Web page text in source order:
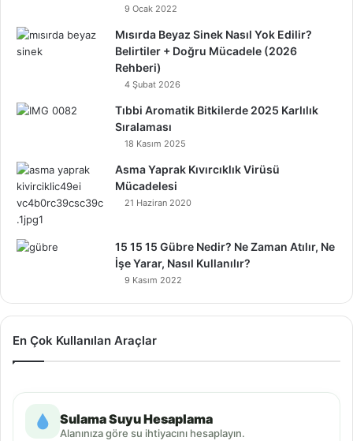
9 Ocak 2022
Mısırda Beyaz Sinek Nasıl Yok Edilir?
Belirtiler + Doğru Mücadele (2026
Rehberi)
4 Şubat 2026
Tıbbi Aromatik Bitkilerde 2025 Karlılık
Sıralaması
18 Kasım 2025
Asma Yaprak Kıvırcıklık Virüsü
Mücadelesi
21 Haziran 2020
15 15 15 Gübre Nedir? Ne Zaman Atılır, Ne
İşe Yarar, Nasıl Kullanılır?
9 Kasım 2022
En Çok Kullanılan Araçlar
Sulama Suyu Hesaplama
Alanınıza göre su ihtiyacını hesaplayın.